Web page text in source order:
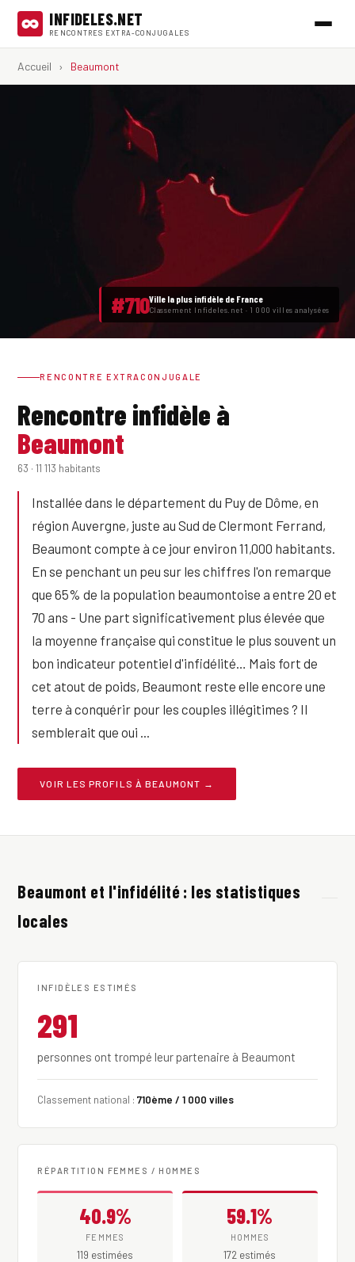
INFIDELES.NET
RENCONTRES EXTRA-CONJUGALES
Accueil › Beaumont
#710Ville la plus infidèle de France
Classement Infideles.net · 1 000 villes analysées
RENCONTRE EXTRACONJUGALE
Rencontre infidèle à
Beaumont
63 · 11 113 habitants
Installée dans le département du Puy de Dôme, en
région Auvergne, juste au Sud de Clermont Ferrand,
Beaumont compte à ce jour environ 11,000 habitants.
En se penchant un peu sur les chiffres l'on remarque
que 65% de la population beaumontoise a entre 20 et
70 ans - Une part significativement plus élevée que
la moyenne française qui constitue le plus souvent un
bon indicateur potentiel d'infidélité… Mais fort de
cet atout de poids, Beaumont reste elle encore une
terre à conquérir pour les couples illégitimes ? Il
semblerait que oui ...
VOIR LES PROFILS À BEAUMONT →
Beaumont et l'infidélité : les statistiques
locales
INFIDÈLES ESTIMÉS
291
personnes ont trompé leur partenaire à Beaumont
Classement national :710ème / 1 000 villes
RÉPARTITION FEMMES / HOMMES
40.9%
FEMMES
119 estimées
59.1%
HOMMES
172 estimés